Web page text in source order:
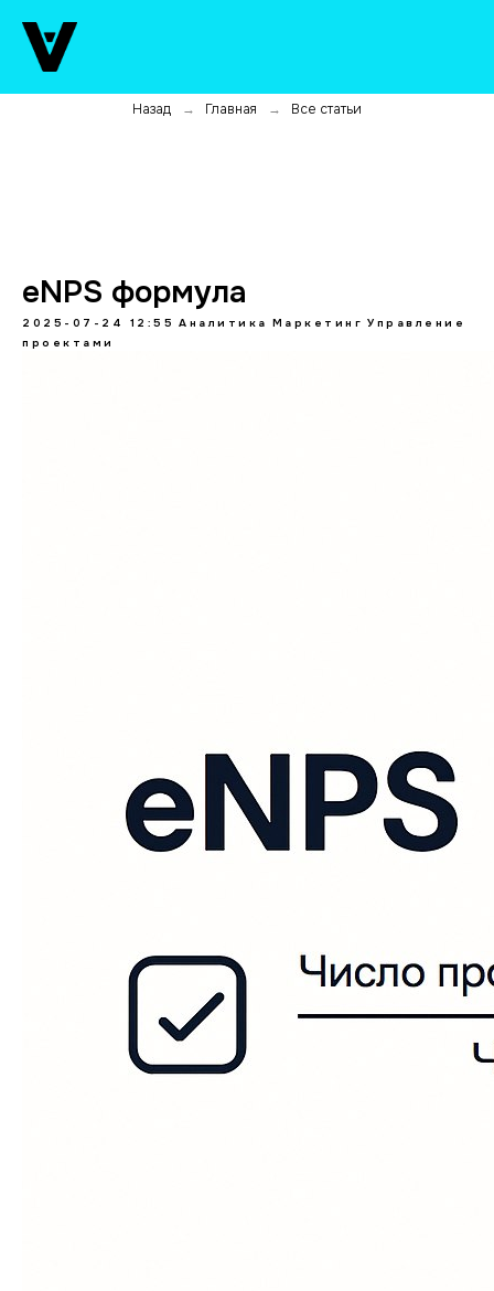
Назад → Главная → Все статьи
eNPS формула
2025-07-24 12:55 Аналитика Маркетинг Управление
проектами